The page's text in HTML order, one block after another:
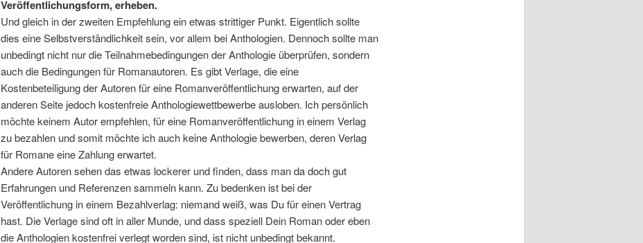
Veröffentlichungsform, erheben.
Und gleich in der zweiten Empfehlung ein etwas strittiger Punkt. Eigentlich sollte
dies eine Selbstverständlichkeit sein, vor allem bei Anthologien. Dennoch sollte man
unbedingt nicht nur die Teilnahmebedingungen der Anthologie überprüfen, sondern
auch die Bedingungen für Romanautoren. Es gibt Verlage, die eine
Kostenbeteiligung der Autoren für eine Romanveröffentlichung erwarten, auf der
anderen Seite jedoch kostenfreie Anthologiewettbewerbe ausloben. Ich persönlich
möchte keinem Autor empfehlen, für eine Romanveröffentlichung in einem Verlag
zu bezahlen und somit möchte ich auch keine Anthologie bewerben, deren Verlag
für Romane eine Zahlung erwartet.
Andere Autoren sehen das etwas lockerer und finden, dass man da doch gut
Erfahrungen und Referenzen sammeln kann. Zu bedenken ist bei der
Veröffentlichung in einem Bezahlverlag: niemand weiß, was Du für einen Vertrag
hast. Die Verlage sind oft in aller Munde, und dass speziell Dein Roman oder eben
die Anthologien kostenfrei verlegt worden sind, ist nicht unbedingt bekannt.